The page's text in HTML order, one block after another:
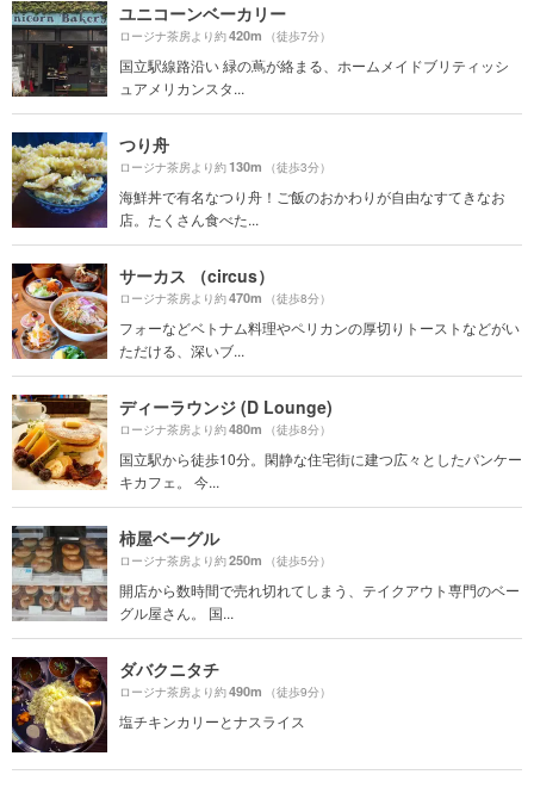
ユニコーンベーカリー
ロージナ茶房より約420m （徒歩7分）
国立駅線路沿い 緑の蔦が絡まる、ホームメイドブリティッシ
ュアメリカンスタ...
つり舟
ロージナ茶房より約130m （徒歩3分）
海鮮丼で有名なつり舟！ご飯のおかわりが自由なすてきなお
店。たくさん食べた...
サーカス （circus）
ロージナ茶房より約470m （徒歩8分）
フォーなどベトナム料理やペリカンの厚切りトーストなどがい
ただける、深いブ...
ディーラウンジ (D Lounge)
ロージナ茶房より約480m （徒歩8分）
国立駅から徒歩10分。閑静な住宅街に建つ広々としたパンケー
キカフェ。 今...
柿屋ベーグル
ロージナ茶房より約250m （徒歩5分）
開店から数時間で売れ切れてしまう、テイクアウト専門のベー
グル屋さん。 国...
ダバクニタチ
ロージナ茶房より約490m （徒歩9分）
塩チキンカリーとナスライス